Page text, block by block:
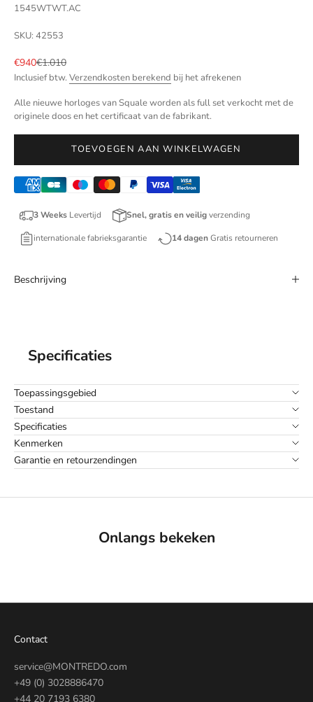
1545WTWT.AC
SKU: 42553
Aanbiedingsprijs
€940Normale prijs
€1.010
Inclusief btw. Verzendkosten berekend bij het afrekenen
Alle nieuwe horloges van Squale worden als full set verkocht met de
originele doos en het certificaat van de fabrikant.
TOEVOEGEN AAN WINKELWAGEN
3 Weeks Levertijd Snel, gratis en veiligverzending
internationale fabrieksgarantie 14 dagenGratis retourneren
Beschrijving
Specificaties
Toepassingsgebied
Toestand
Specificaties
Kenmerken
Garantie en retourzendingen
Onlangs bekeken
Contact
service@MONTREDO.com
+49 (0) 3028886470
+44 20 7193 6380